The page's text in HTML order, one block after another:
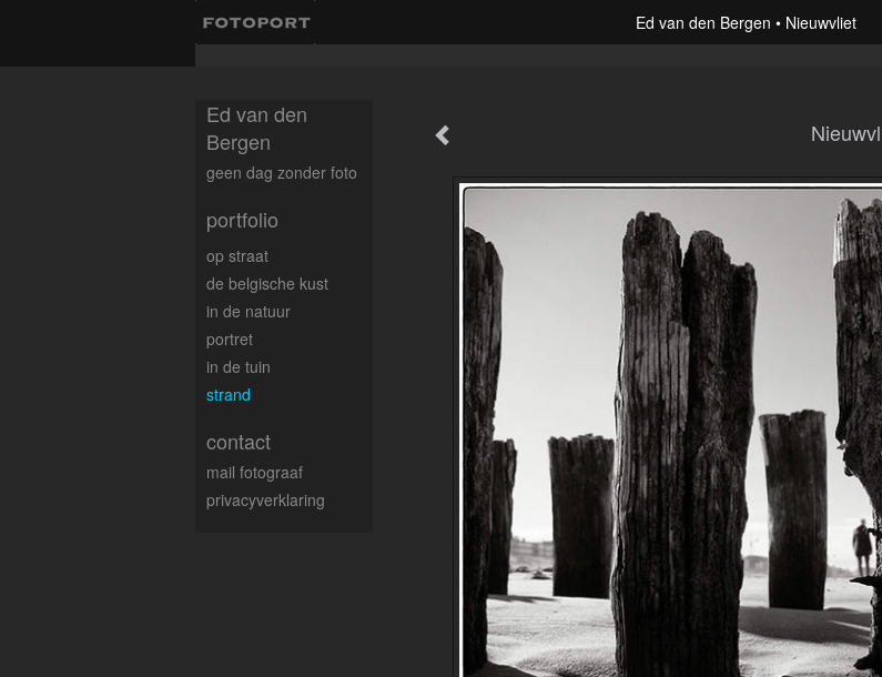
Ed van den Bergen Nieuwvliet
Ed van den
Bergen
geen dag zonder foto
portfolio
op straat
de belgische kust
in de natuur
portret
in de tuin
strand
contact
mail fotograaf
privacyverklaring